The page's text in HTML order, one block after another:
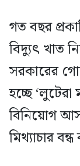
গত বছর
বিদ্যুৎ খাত
সরকারের
হচ্ছে
বিনিয়োগ
মিথ্যাচার